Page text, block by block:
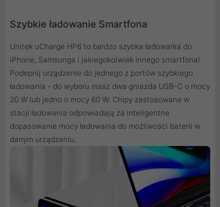
Szybkie ładowanie Smartfona
Unitek uCharge HP6 to bardzo szybka ładowarka do
iPhone, Samsunga i jakiegokolwiek innego smartfona!
Podepnij urządzenie do jednego z portów szybkiego
ładowania - do wyboru masz dwa gniazda USB-C o mocy
20 W lub jedno o mocy 60 W. Chipy zastosowane w
stacji ładowania odpowiadają za inteligentne
dopasowanie mocy ładowania do możliwości baterii w
danym urządzeniu.